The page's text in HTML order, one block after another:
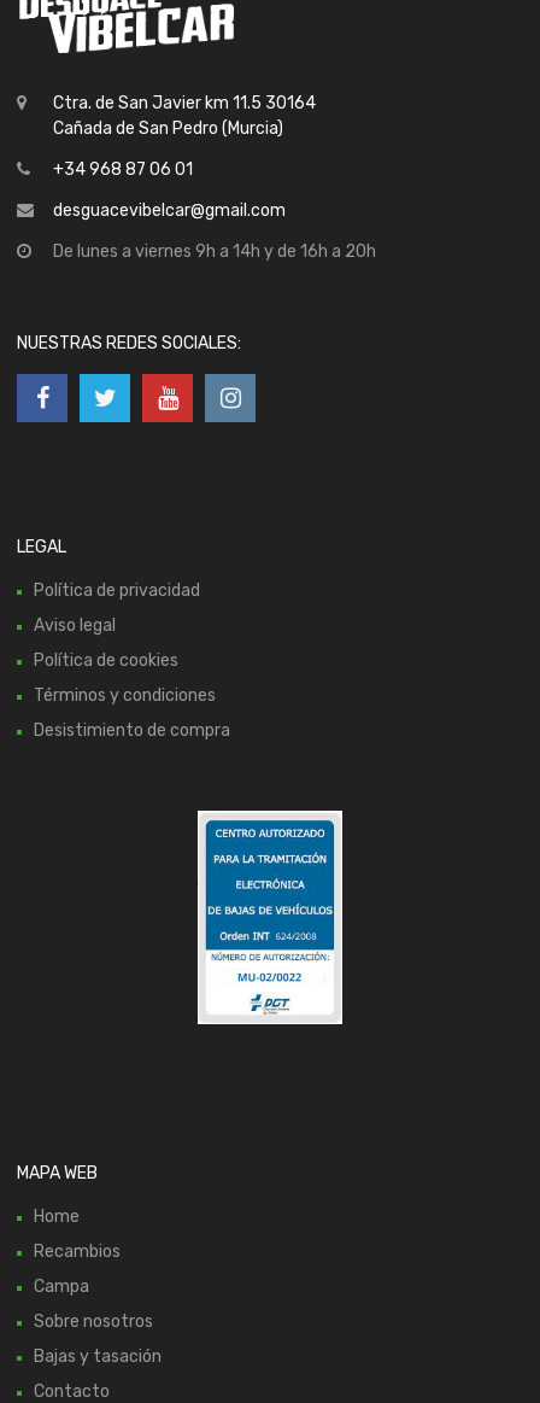
Ctra. de San Javier km 11.5 30164
Cañada de San Pedro (Murcia)
+34 968 87 06 01
desguacevibelcar@gmail.com
De lunes a viernes 9h a 14h y de 16h a 20h
NUESTRAS REDES SOCIALES:
LEGAL
Política de privacidad
Aviso legal
Política de cookies
Términos y condiciones
Desistimiento de compra
MAPA WEB
Home
Recambios
Campa
Sobre nosotros
Bajas y tasación
Contacto